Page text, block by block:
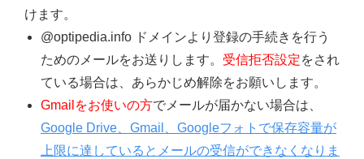
けます。
@optipedia.info ドメインより登録の手続きを行う
ためのメールをお送りします。 受信拒否設定をされ
ている場合は、あらかじめ解除をお願いします。
Gmailをお使いの方でメールが届かない場合は、
Google Drive、Gmail、Googleフォトで保存容量が
上限に達しているとメールの受信ができなくなりま